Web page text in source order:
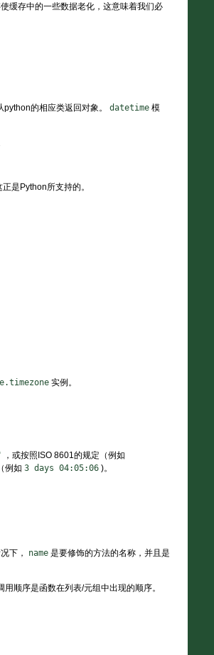
缓存中的一些数据老化，这意味着我们必
的相应类返回对象。 datetime模
是Python所支持的。
实例。
，或按照ISO 8601的规定（例如
例如 3 days 04:05:06)。
下， name是要修饰的方法的名称，并且是
顺序是函数在列表/元组中出现的顺序。